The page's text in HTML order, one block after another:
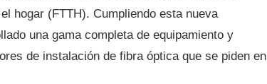
hogar (FTTH). Cumpliendo esta nueva
una gama completa de equipamiento y
de instalación de fibra óptica que se piden en